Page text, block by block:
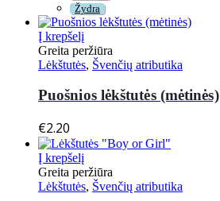
Žydra
Į krepšelį
Greita peržiūra
Lėkštutės, Švenčių atributika
Puošnios lėkštutės (mėtinės)
€2.20
Į krepšelį
Greita peržiūra
Lėkštutės, Švenčių atributika